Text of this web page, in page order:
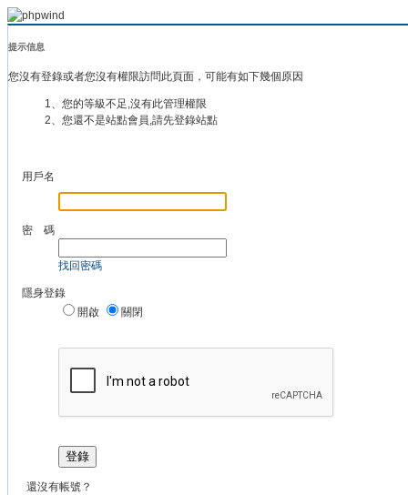
提示信息
您沒有登錄或者您沒有權限訪問此頁面，可能有如下幾個原因
1、您的等級不足,沒有此管理權限
2、您還不是站點會員,請先登錄站點
用戶名
密 碼
找回密碼
隱身登錄
開啟
關閉
登錄
還沒有帳號？